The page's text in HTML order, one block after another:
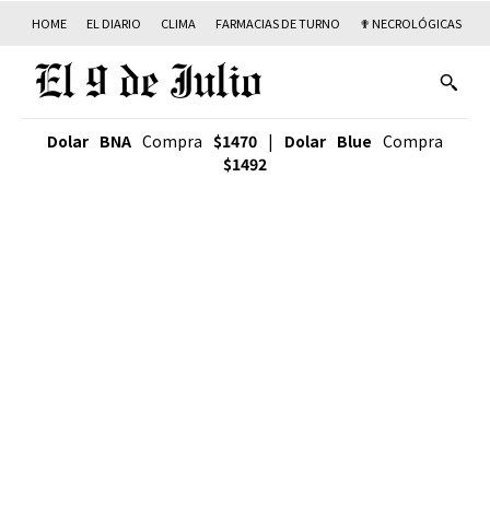
HOME EL DIARIO CLIMA FARMACIAS DE TURNO ✟ NECROLÓGICAS
Dolar BNA Compra $1470 | Dolar Blue Compra
$1492